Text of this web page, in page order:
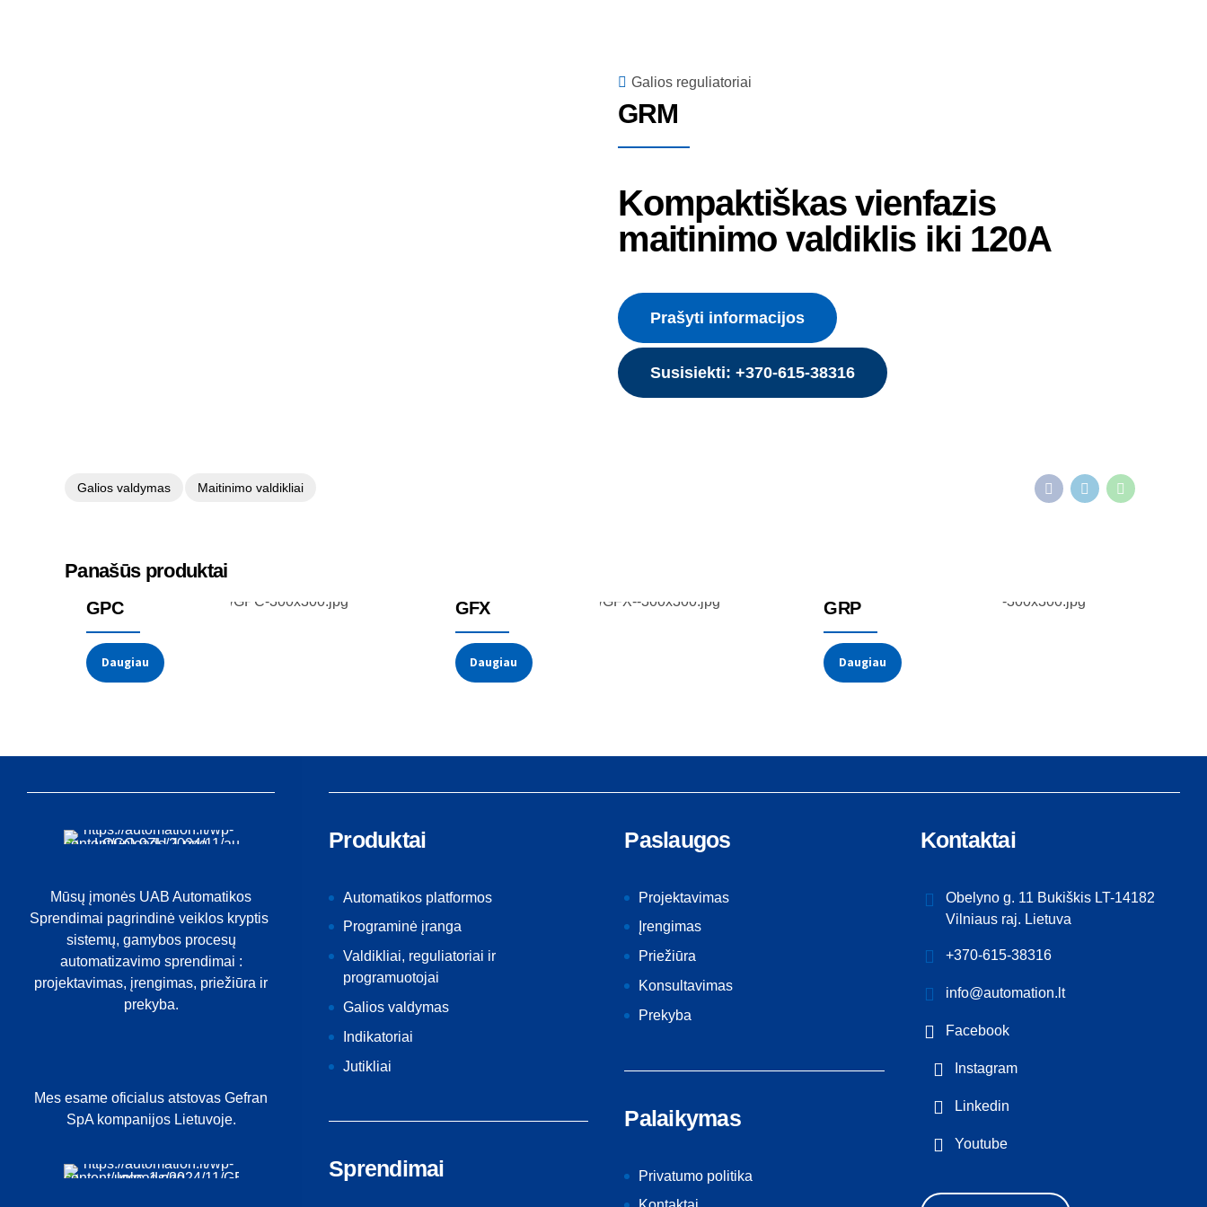
Galios reguliatoriai
GRM
Kompaktiškas vienfazis
maitinimo valdiklis iki 120A
Prašyti informacijos
Susisiekti: +370-615-38316
Galios valdymas Maitinimo valdikliai
Panašūs produktai
Galios reguliatoriai
GPC
Daugiau
GFX
Daugiau
GRP
Daugiau
Mūsų įmonės UAB Automatikos
Sprendimai pagrindinė veiklos kryptis
sistemų, gamybos procesų
automatizavimo sprendimai :
projektavimas, įrengimas, priežiūra ir
prekyba.
Mes esame oficialus atstovas Gefran
SpA kompanijos Lietuvoje.
Produktai
Automatikos platformos
Programinė įranga
Valdikliai, reguliatoriai ir
programuotojai
Galios valdymas
Indikatoriai
Jutikliai
Sprendimai
Paslaugos
Projektavimas
Įrengimas
Priežiūra
Konsultavimas
Prekyba
Palaikymas
Privatumo politika
Kontaktai
Obelyno g. 11 Bukiškis LT-14182
Vilniaus raj. Lietuva
+370-615-38316
info@automation.lt
Facebook
Instagram
Linkedin
Youtube